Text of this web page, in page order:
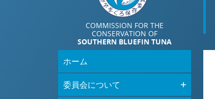
COMMISSION FOR THE
CONSERVATION OF
SOUTHERN BLUEFIN TUNA
ホーム
委員会について